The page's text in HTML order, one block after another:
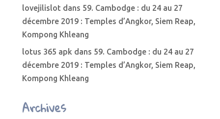
lovejilislot dans 59. Cambodge : du 24 au 27
décembre 2019 : Temples d’Angkor, Siem Reap,
Kompong Khleang
lotus 365 apk dans 59. Cambodge : du 24 au 27
décembre 2019 : Temples d’Angkor, Siem Reap,
Kompong Khleang
Archives